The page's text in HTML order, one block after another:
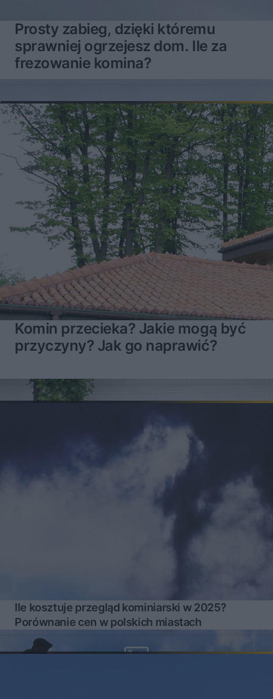
Prosty zabieg, dzięki któremu
sprawniej ogrzejesz dom. Ile za
frezowanie komina?
Komin przecieka? Jakie mogą być
przyczyny? Jak go naprawić?
Ile kosztuje przegląd kominiarski w 2025?
Porównanie cen w polskich miastach